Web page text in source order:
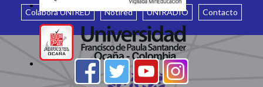
Colabora UNIRED Notired UNIRADIO Contacto